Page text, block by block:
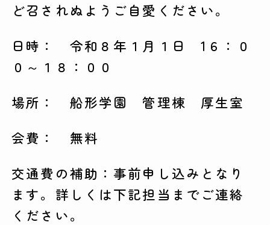
ど召されぬようご自愛ください。
日時： 令和８年１月１日 1６：０
０～１８：００
場所： 船形学園 管理棟 厚生室
会費： 無料
交通費の補助：事前申し込みとなり
ます。詳しくは下記担当までご連絡
ください。